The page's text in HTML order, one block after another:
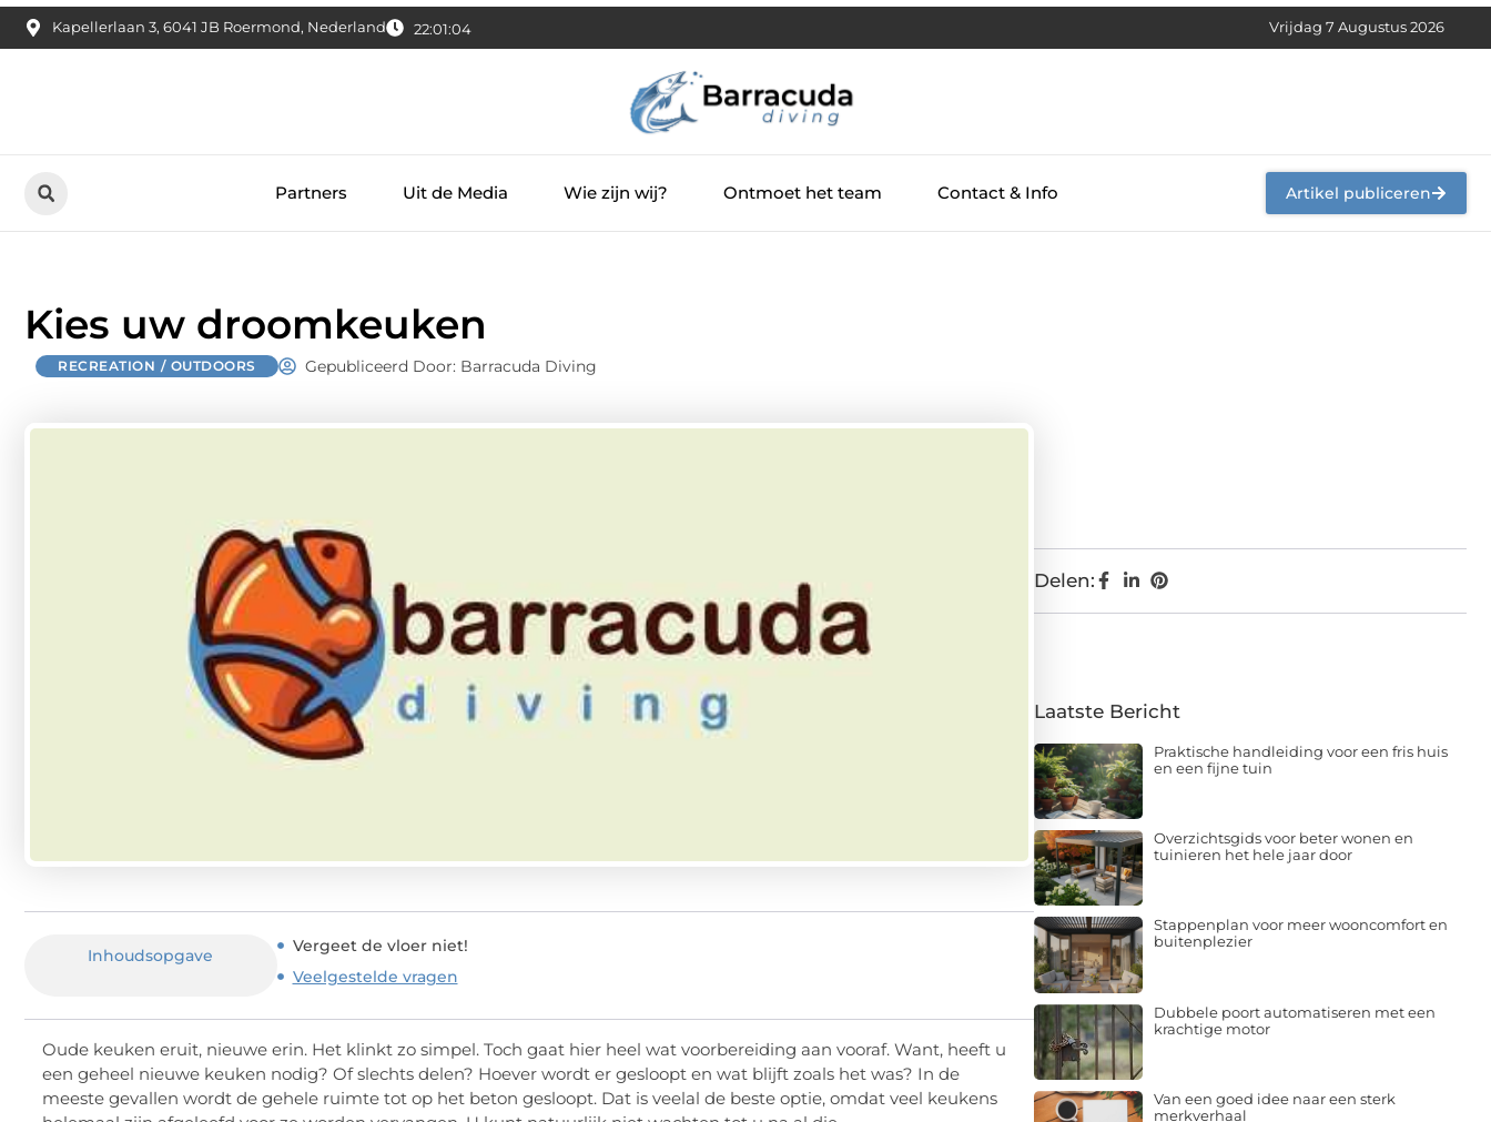
Kapellerlaan 3, 6041 JB Roermond, Nederland 22:01:05 Vrijdag 7 Augustus 2026
Partners Uit de Media Wie zijn wij? Ontmoet het team Contact & Info Artikel publiceren
Kies uw droomkeuken
RECREATION / OUTDOORS Gepubliceerd Door: Barracuda Diving
Inhoudsopgave
Vergeet de vloer niet!
Veelgestelde vragen
Oude keuken eruit, nieuwe erin. Het klinkt zo simpel. Toch gaat hier heel wat voorbereiding aan vooraf. Want, heeft u
een geheel nieuwe keuken nodig? Of slechts delen? Hoever wordt er gesloopt en wat blijft zoals het was? In de
meeste gevallen wordt de gehele ruimte tot op het beton gesloopt. Dat is veelal de beste optie, omdat veel keukens
helemaal zijn afgeleefd voor ze worden vervangen. U kunt natuurlijk niet wachten tot u na al die
Delen:
Laatste Bericht
Praktische handleiding voor een fris huis
en een fijne tuin
Overzichtsgids voor beter wonen en
tuinieren het hele jaar door
Stappenplan voor meer wooncomfort en
buitenplezier
Dubbele poort automatiseren met een
krachtige motor
Van een goed idee naar een sterk
merkverhaal